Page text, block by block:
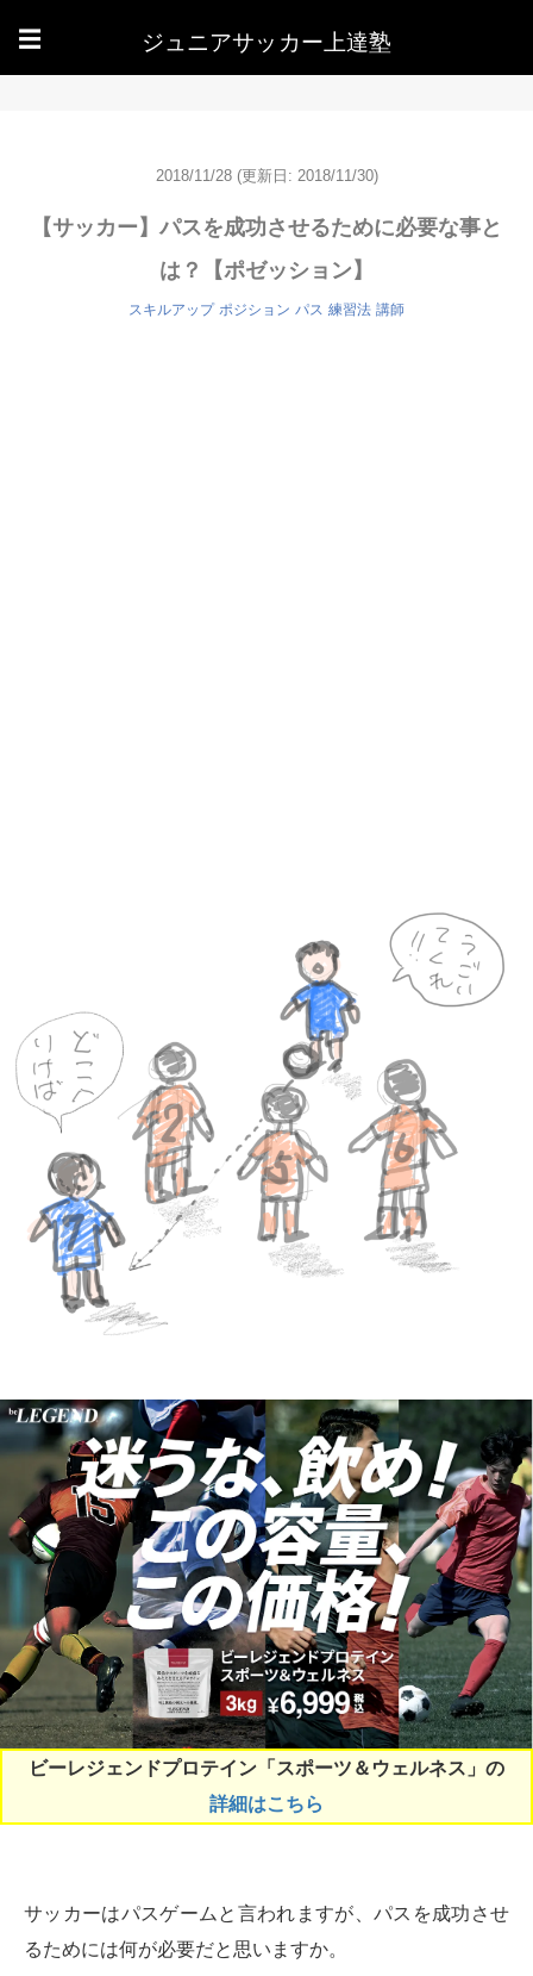
☰ ジュニアサッカー上達塾
2018/11/28 (更新日: 2018/11/30)
【サッカー】パスを成功させるために必要な事と
は？【ポゼッション】
スキルアップ ポジション パス 練習法 講師
ビーレジェンドプロテイン「スポーツ＆ウェルネス」の
詳細はこちら
サッカーはパスゲームと言われますが、パスを成功させ
るためには何が必要だと思いますか。